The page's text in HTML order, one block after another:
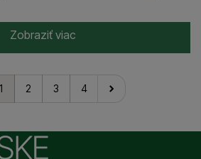
Zobraziť viac
1 2 3 4
nasledujúci